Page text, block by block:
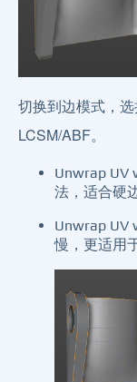
切换到边模式，
LCSM/ABF。
Unwrap UV
法，适合硬
Unwrap UV
慢，更适用